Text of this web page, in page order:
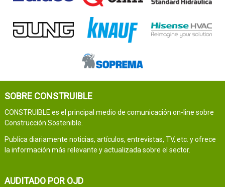
SOBRE CONSTRUIBLE
CONSTRUIBLE es el principal medio de comunicación on-line sobre
Construcción Sostenible.
Publica diariamente noticias, artículos, entrevistas, TV, etc. y ofrece
la información más relevante y actualizada sobre el sector.
AUDITADO POR OJD